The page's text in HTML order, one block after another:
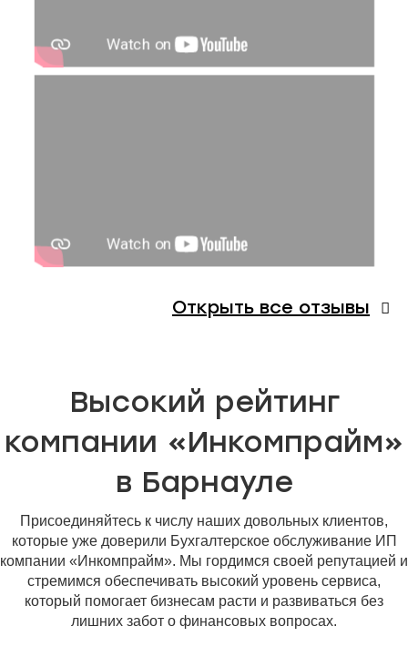
Открыть все отзывы
Высокий рейтинг
компании «Инкомпрайм»
в Барнауле
Присоединяйтесь к числу наших довольных клиентов,
которые уже доверили Бухгалтерское обслуживание ИП
компании «Инкомпрайм». Мы гордимся своей репутацией и
стремимся обеспечивать высокий уровень сервиса,
который помогает бизнесам расти и развиваться без
лишних забот о финансовых вопросах.